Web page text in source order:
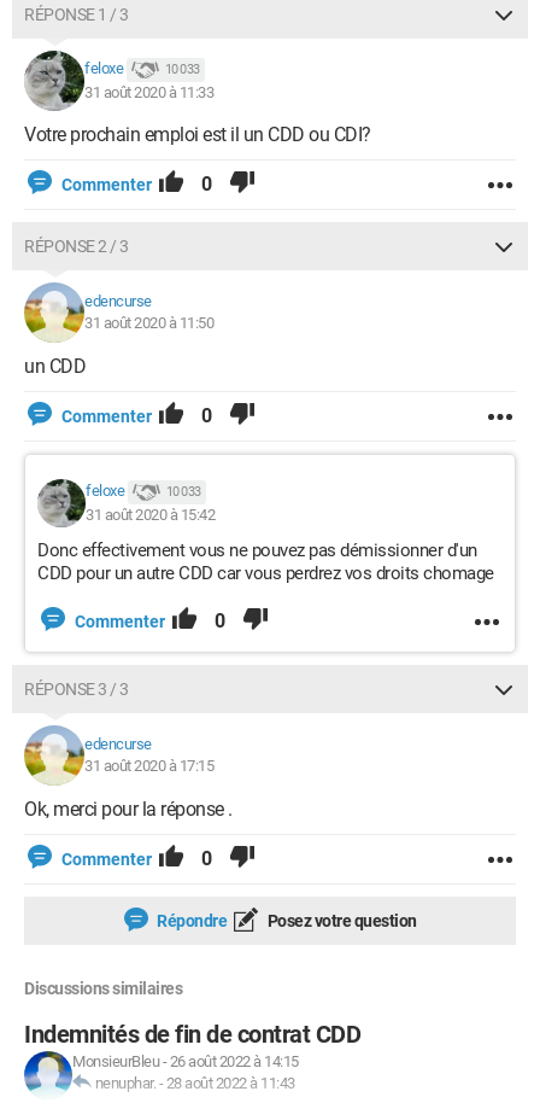
RÉPONSE 1 / 3
feloxe 10 033
31 août 2020 à 11:33
Votre prochain emploi est il un CDD ou CDI?
Commenter 0
RÉPONSE 2 / 3
edencurse
31 août 2020 à 11:50
un CDD
Commenter 0
feloxe 10 033
31 août 2020 à 15:42
Donc effectivement vous ne pouvez pas démissionner d'un
CDD pour un autre CDD car vous perdrez vos droits chomage
Commenter 0
RÉPONSE 3 / 3
edencurse
31 août 2020 à 17:15
Ok, merci pour la réponse .
Commenter 0
Répondre Posez votre question
Discussions similaires
Indemnités de fin de contrat CDD
MonsieurBleu-26 août 2022 à 14:15
nenuphar. -28 août 2022 à 11:43